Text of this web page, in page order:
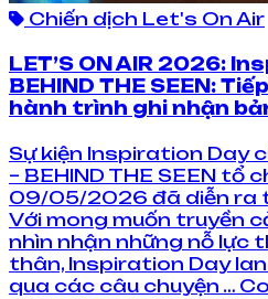
Chiến dịch Let's On Air
LET’S ON AIR 2026:
BEHIND THE SEEN:
hành trình ghi nhận
Sự kiện Inspiration Day
– BEHIND THE SEEN tổ
09/05/2026 đã diễn ra
Với mong muốn truyền
nhìn nhận những nỗ lực
thân, Inspiration Day
qua các câu chuyện …